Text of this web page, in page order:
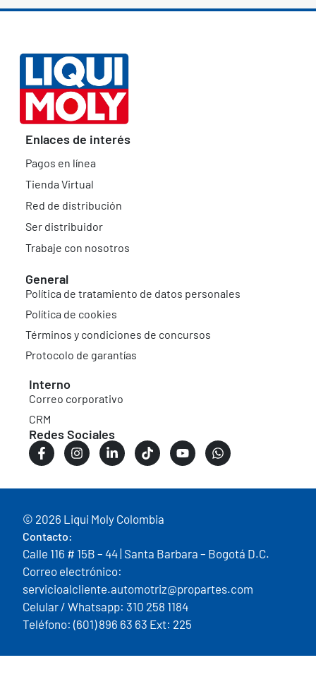
Enlaces de interés
Pagos en línea
Tienda Virtual
Red de distribución
Ser distribuidor
Trabaje con nosotros
General
Política de tratamiento de datos personales
Política de cookies
Términos y condiciones de concursos
Protocolo de garantías
Interno
Correo corporativo
CRM
Redes Sociales
© 2026 Liqui Moly Colombia
Contacto:
Calle 116 # 15B – 44 | Santa Barbara – Bogotá D.C.
Correo electrónico:
servicioalcliente.automotriz@propartes.com
Celular / Whatsapp: 310 258 1184
Teléfono: (601) 896 63 63 Ext: 225